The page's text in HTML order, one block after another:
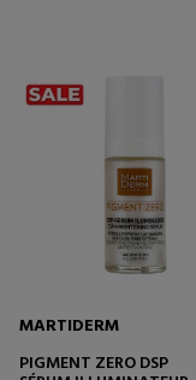
MARTIDERM
PIGMENT ZERO DSP